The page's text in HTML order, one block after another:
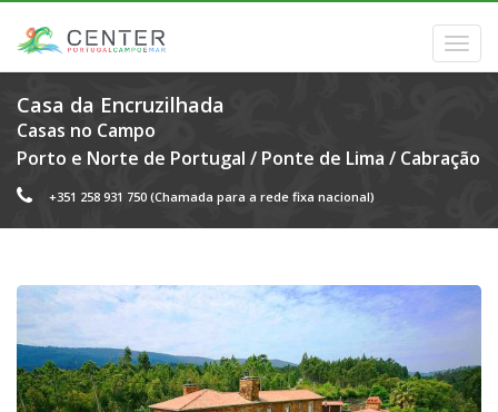
Casa da Encruzilhada
Casas no Campo
Porto e Norte de Portugal / Ponte de Lima / Cabração
+351 258 931 750 (Chamada para a rede fixa nacional)